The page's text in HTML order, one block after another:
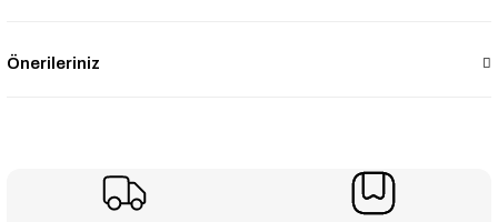
Önerileriniz